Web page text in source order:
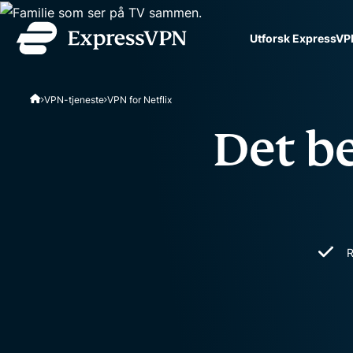
Utforsk
skalering.
VPN-tjeneste VPN for Netflix
Det